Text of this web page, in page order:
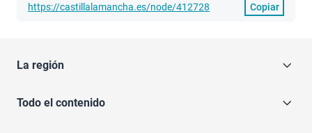
https://castillalamancha.es/node/412728
Copiar
La región
Todo el contenido